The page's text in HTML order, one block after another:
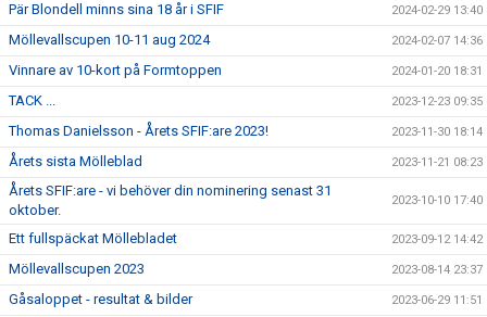
Pär Blondell minns sina 18 år i SFIF 2024-02-29 13:40
Möllevallscupen 10-11 aug 2024 2024-02-07 14:36
Vinnare av 10-kort på Formtoppen 2024-01-20 18:31
TACK ... 2023-12-23 09:35
Thomas Danielsson - Årets SFIF:are 2023! 2023-11-30 18:14
Årets sista Mölleblad 2023-11-21 08:23
Årets SFIF:are - vi behöver din nominering senast 31
oktober.
2023-10-10 17:40
Ett fullspäckat Möllebladet 2023-09-12 14:42
Möllevallscupen 2023 2023-08-14 23:37
Gåsaloppet - resultat & bilder 2023-06-29 11:51